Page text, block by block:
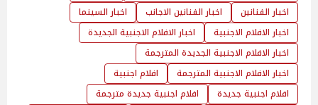
اخبار الفنانين
اخبار الفنانين الاجانب
اخبار السينما
اخبار الافلام الاجنبية
اخبار الافلام الاجنبية الجديدة
اخبار الافلام الاجنبية الجديدة المترجمة
اخبار الافلام الاجنبية المترجمة
افلام اجنبية
افلام اجنبية جديدة
افلام اجنبية جديدة مترجمة